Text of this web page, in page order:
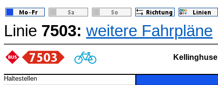
Linie 7503: weitere Fahrpläne
Haltestellen